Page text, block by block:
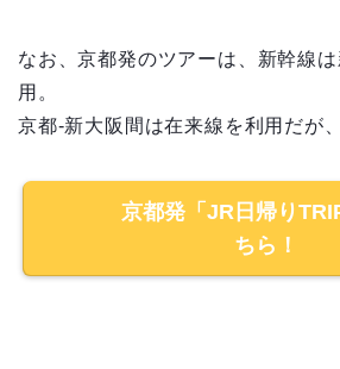
なお、京都発のツアーは、新幹線
用。
京都-新大阪間は在来線を利用だが
京都発「JR日帰り
ちら！